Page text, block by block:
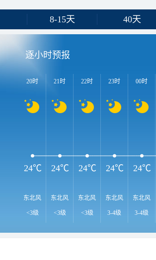
8-15天 40天
逐小时预报
20时
东北风
<3级
21时
东北风
<3级
22时
东北风
<3级
23时
东北风
3-4级
00时
东北风
3-4级
24℃ 24℃ 24℃ 24℃ 24℃